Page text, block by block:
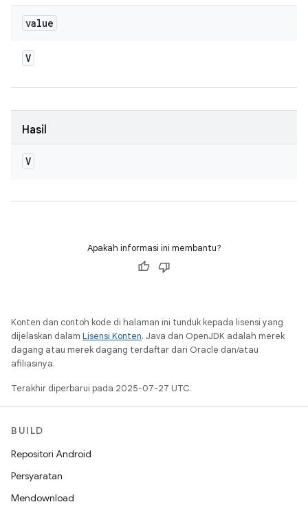
value
V
Hasil
V
Apakah informasi ini membantu?
Konten dan contoh kode di halaman ini tunduk kepada lisensi yang
dijelaskan dalam Lisensi Konten. Java dan OpenJDK adalah merek
dagang atau merek dagang terdaftar dari Oracle dan/atau
afiliasinya.
Terakhir diperbarui pada 2025-07-27 UTC.
BUILD
Repositori Android
Persyaratan
Mendownload